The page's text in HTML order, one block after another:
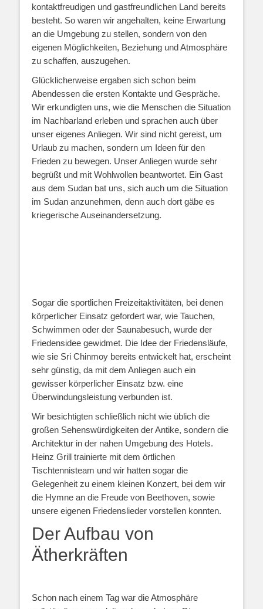
kontaktfreudigen und gastfreundlichen Land bereits
besteht. So waren wir angehalten, keine Erwartung
an die Umgebung zu stellen, sondern von den
eigenen Möglichkeiten, Beziehung und Atmosphäre
zu schaffen, auszugehen.
Glücklicherweise ergaben sich schon beim
Abendessen die ersten Kontakte und Gespräche.
Wir erkundigten uns, wie die Menschen die Situation
im Nachbarland erleben und sprachen auch über
unser eigenes Anliegen. Wir sind nicht gereist, um
Urlaub zu machen, sondern um Ideen für den
Frieden zu bewegen. Unser Anliegen wurde sehr
begrüßt und mit Wohlwollen beantwortet. Ein Gast
aus dem Sudan bat uns, sich auch um die Situation
im Sudan anzunehmen, denn auch dort gäbe es
kriegerische Auseinandersetzung.
Sogar die sportlichen Freizeitaktivitäten, bei denen
körperlicher Einsatz gefordert war, wie Tauchen,
Schwimmen oder der Saunabesuch, wurde der
Friedensidee gewidmet. Die Idee der Friedensläufe,
wie sie Sri Chinmoy bereits entwickelt hat, erscheint
sehr günstig, da mit dem Anliegen auch ein
gewisser körperlicher Einsatz bzw. eine
Überwindungsleistung verbunden ist.
Wir besichtigten schließlich nicht wie üblich die
großen Sehenswürdigkeiten der Antike, sondern die
Architektur in der nahen Umgebung des Hotels.
Heinz Grill trainierte mit dem örtlichen
Tischtennisteam und wir hatten sogar die
Gelegenheit zu einem kleinen Konzert, bei dem wir
die Hymne an die Freude von Beethoven, sowie
unsere eigenen Friedenslieder vorstellen konnten.
Der Aufbau von
Ätherkräften
Schon nach einem Tag war die Atmosphäre